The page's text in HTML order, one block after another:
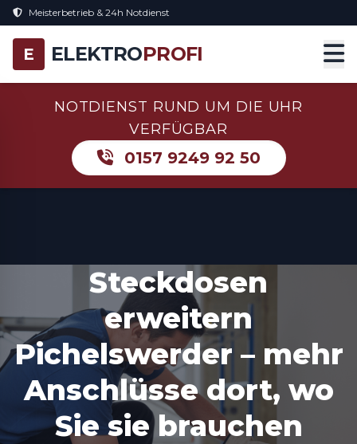
Meisterbetrieb & 24h Notdienst
E ELEKTROPROFI
NOTDIENST RUND UM DIE UHR
VERFÜGBAR
0157 9249 92 50
Steckdosen
erweitern
Pichelswerder – mehr
Anschlüsse dort, wo
Sie sie brauchen